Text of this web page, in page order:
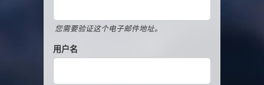
您需要验证这个电子邮件地址。
用户名